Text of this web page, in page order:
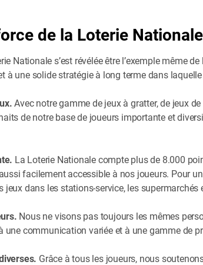
de la Loterie Nationale
Nationale s’est révélée être l’exemple même
à une solide stratégie à long terme dans
Avec notre gamme de jeux à gratter, de jeux
de notre base de joueurs importante et
La Loterie Nationale compte plus de 8.000
facilement accessible à nos joueurs. Pour
jeux dans les stations-service, les
Nous ne visons pas toujours les mêmes
une communication variée et à une gamme de
Grâce à tous les joueurs, nous